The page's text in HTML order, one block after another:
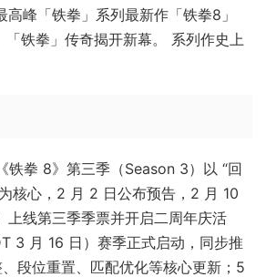
峰「铁拳」系列最新作「铁拳8」
铁拳」传奇揭开新幕。 系列作史上
铁拳 8》第三季（Season 3）以 “回
核心，2 月 2 日公布预告，2 月 10
上线第三季季票并开启二周年庆活
3 月 16 日）赛季正式启动，同步推
段位重置、匹配优化等核心更新；5